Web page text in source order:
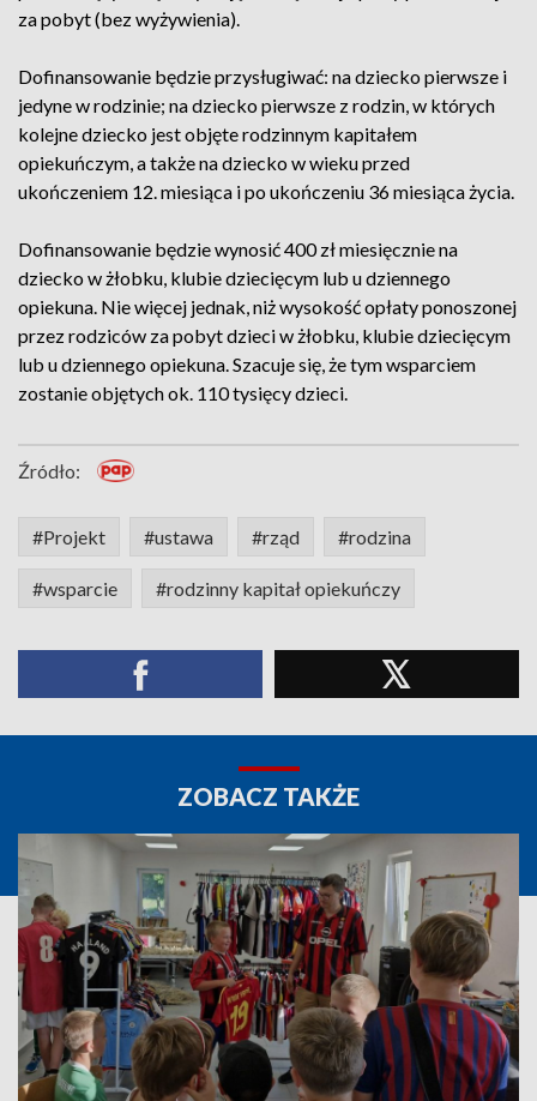
za pobyt (bez wyżywienia).
Dofinansowanie będzie przysługiwać: na dziecko pierwsze i
jedyne w rodzinie; na dziecko pierwsze z rodzin, w których
kolejne dziecko jest objęte rodzinnym kapitałem
opiekuńczym, a także na dziecko w wieku przed
ukończeniem 12. miesiąca i po ukończeniu 36 miesiąca życia.
Dofinansowanie będzie wynosić 400 zł miesięcznie na
dziecko w żłobku, klubie dziecięcym lub u dziennego
opiekuna. Nie więcej jednak, niż wysokość opłaty ponoszonej
przez rodziców za pobyt dzieci w żłobku, klubie dziecięcym
lub u dziennego opiekuna. Szacuje się, że tym wsparciem
zostanie objętych ok. 110 tysięcy dzieci.
Źródło:
#Projekt #ustawa #rząd #rodzina
#wsparcie #rodzinny kapitał opiekuńczy
ZOBACZ TAKŻE